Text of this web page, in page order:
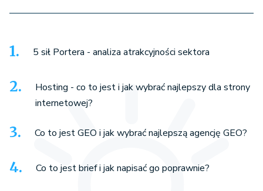
5 sił Portera - analiza atrakcyjności sektora
Hosting - co to jest i jak wybrać najlepszy dla strony
internetowej?
Co to jest GEO i jak wybrać najlepszą agencję GEO?
Co to jest brief i jak napisać go poprawnie?